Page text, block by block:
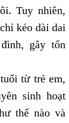
Tuy nhiên,
kéo dài dai
gây tổn
từ trẻ em,
sinh hoạt
thế nào và